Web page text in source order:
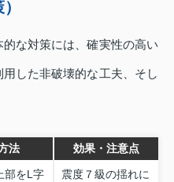
な対策には、確実性の高い
した非破壊的な工夫、そし
法 効果・注意点
部をL字
震度７級の揺れに